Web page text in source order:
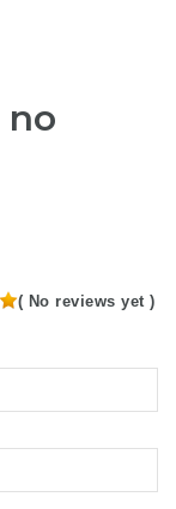
( No reviews yet )